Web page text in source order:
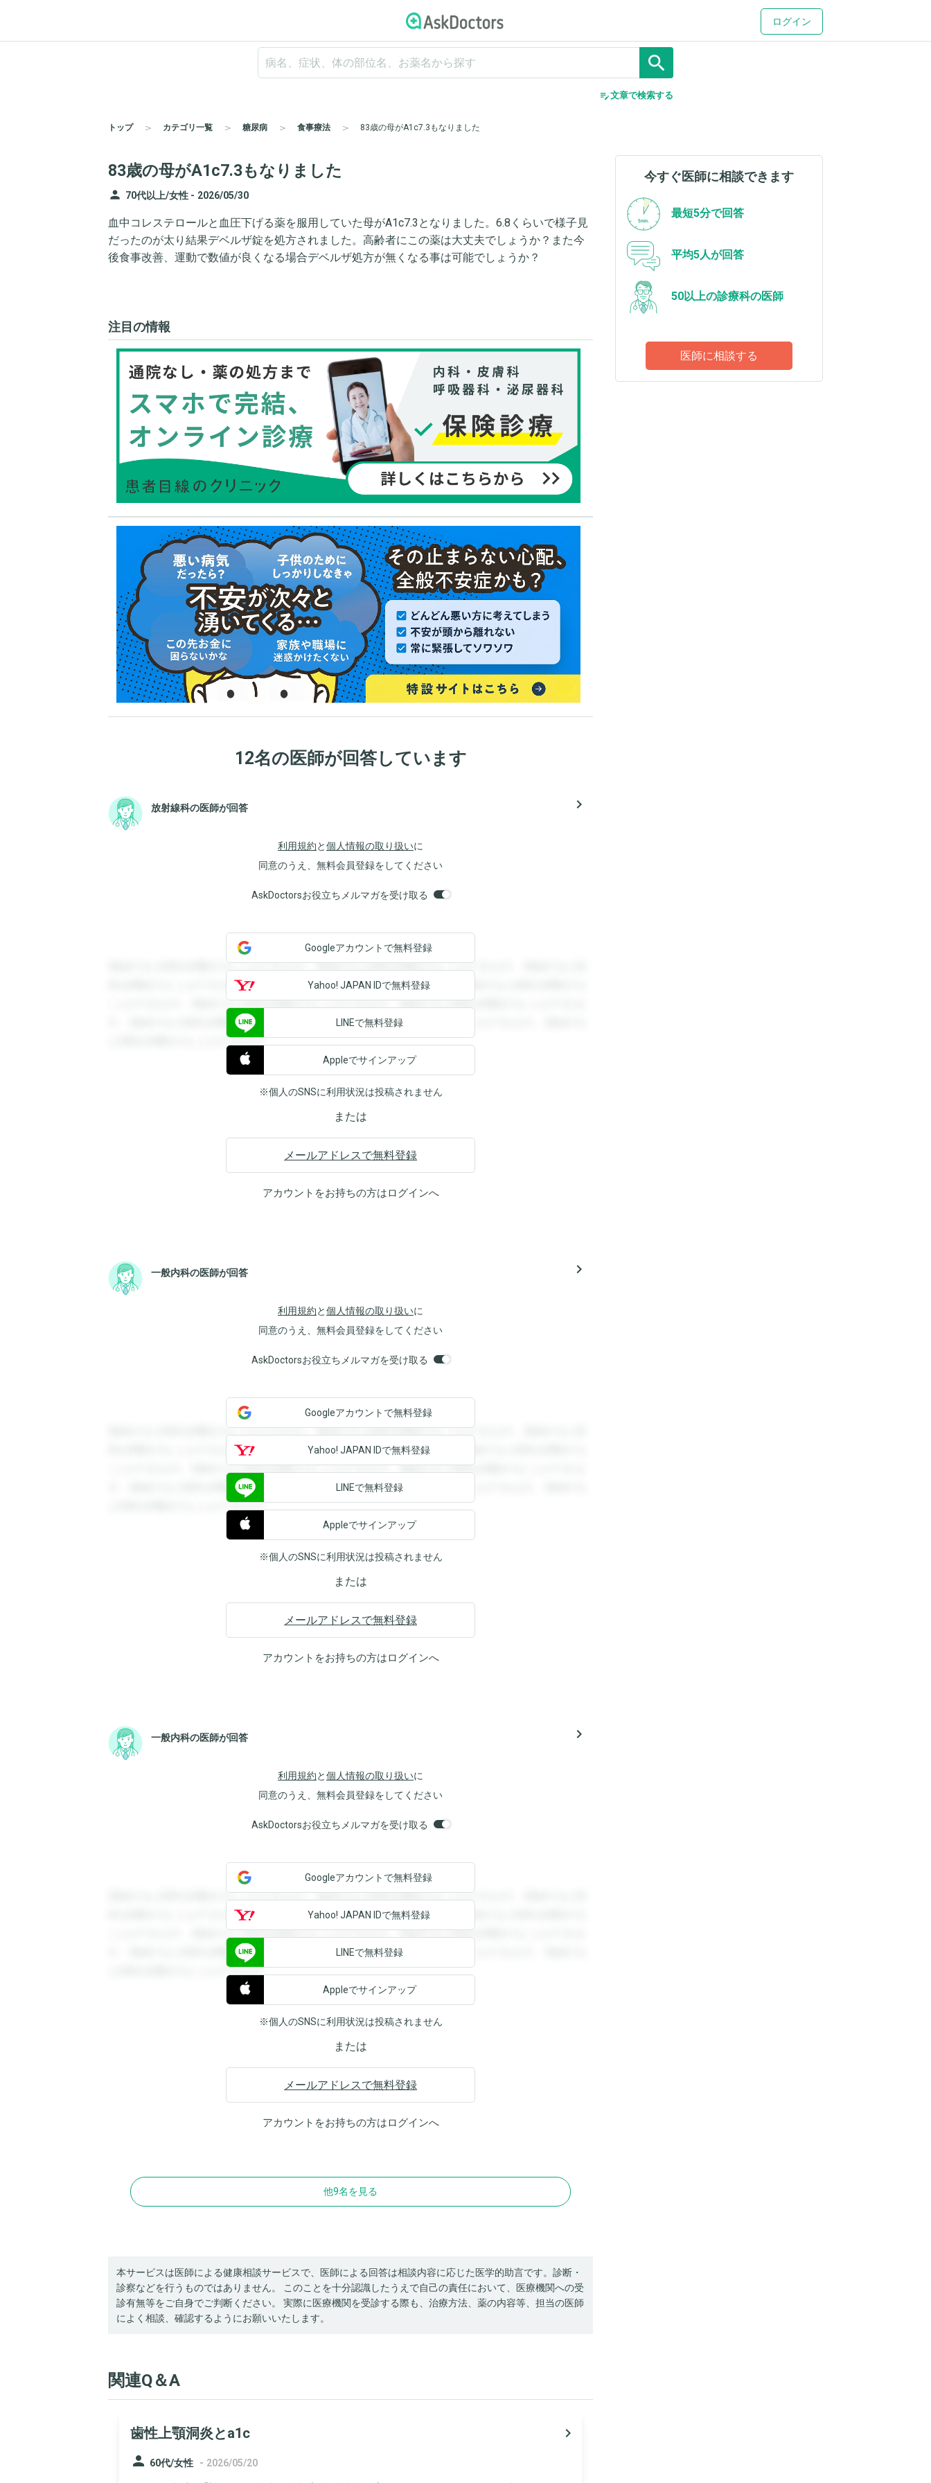
ログイン
search
edit_note文章で検索する
トップ カテゴリ一覧 糖尿病 食事療法 83歳の母がA1c7.3もなりました
83歳の母がA1c7.3もなりました
person 70代以上/女性 - 2026/05/30
血中コレステロールと血圧下げる薬を服用していた母がA1c7.3となりました。6.8くらいで様子見
だったのが太り結果デベルザ錠を処方されました。高齢者にこの薬は大丈夫でしょうか？また今
後食事改善、運動で数値が良くなる場合デベルザ処方が無くなる事は可能でしょうか？
注目の情報
12名の医師が回答しています
放射線科の医師が回答 navigate_next
利用規約と個人情報の取り扱いに
同意のうえ、無料会員登録をしてください
AskDoctorsお役立ちメルマガを受け取る
登録すると回答を閲覧することができます。登録すると回答を閲覧することができます。登録すると回
答を閲覧することができます。登録すると回答を閲覧することができます。登録すると回答を閲覧する
ことができます。登録すると回答を閲覧することができます。登録すると回答を閲覧することができま
す。登録すると回答を閲覧することができます。登録すると回答を閲覧することができます。登録する
と回答を閲覧することができます。
Googleアカウントで無料登録
Yahoo! JAPAN IDで無料登録
LINEで無料登録
Appleでサインアップ
※個人のSNSに利用状況は投稿されません
または
メールアドレスで無料登録
アカウントをお持ちの方はログインへ
一般内科の医師が回答 navigate_next
利用規約と個人情報の取り扱いに
同意のうえ、無料会員登録をしてください
AskDoctorsお役立ちメルマガを受け取る
登録すると回答を閲覧することができます。登録すると回答を閲覧することができます。登録すると回
答を閲覧することができます。登録すると回答を閲覧することができます。登録すると回答を閲覧する
ことができます。登録すると回答を閲覧することができます。登録すると回答を閲覧することができま
す。登録すると回答を閲覧することができます。登録すると回答を閲覧することができます。登録する
と回答を閲覧することができます。
Googleアカウントで無料登録
Yahoo! JAPAN IDで無料登録
LINEで無料登録
Appleでサインアップ
※個人のSNSに利用状況は投稿されません
または
メールアドレスで無料登録
アカウントをお持ちの方はログインへ
一般内科の医師が回答 navigate_next
利用規約と個人情報の取り扱いに
同意のうえ、無料会員登録をしてください
AskDoctorsお役立ちメルマガを受け取る
登録すると回答を閲覧することができます。登録すると回答を閲覧することができます。登録すると回
答を閲覧することができます。登録すると回答を閲覧することができます。登録すると回答を閲覧する
ことができます。登録すると回答を閲覧することができます。登録すると回答を閲覧することができま
す。登録すると回答を閲覧することができます。登録すると回答を閲覧することができます。登録する
と回答を閲覧することができます。
Googleアカウントで無料登録
Yahoo! JAPAN IDで無料登録
LINEで無料登録
Appleでサインアップ
※個人のSNSに利用状況は投稿されません
または
メールアドレスで無料登録
アカウントをお持ちの方はログインへ
他9名を見る
本サービスは医師による健康相談サービスで、医師による回答は相談内容に応じた医学的助言です。診断・
診察などを行うものではありません。 このことを十分認識したうえで自己の責任において、医療機関への受
診有無等をご自身でご判断ください。 実際に医療機関を受診する際も、治療方法、薬の内容等、担当の医師
によく相談、確認するようにお願いいたします。
関連Q＆A
歯性上顎洞炎とa1c
navigate_next
person 60代/女性 - 2026/05/20
今すぐ医師に相談できます
最短5分で回答
平均5人が回答
50以上の診療科の医師
医師に相談する